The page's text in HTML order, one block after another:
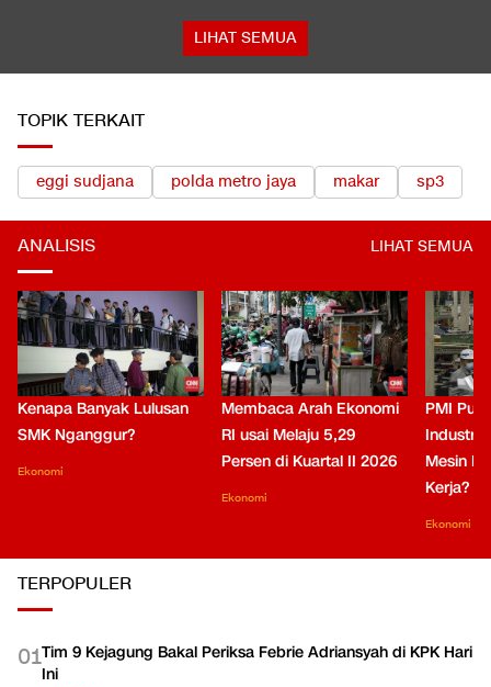
LIHAT SEMUA
TOPIK TERKAIT
eggi sudjana polda metro jaya makar sp3
ANALISIS LIHAT SEMUA
Kenapa Banyak Lulusan
SMK Nganggur?
Ekonomi
Membaca Arah Ekonomi
RI usai Melaju 5,29
Persen di Kuartal II 2026
Ekonomi
PMI
Industri
Mesin
Kerja?
Ekonomi
TERPOPULER
01Tim 9 Kejagung Bakal Periksa Febrie Adriansyah di KPK Hari
Ini